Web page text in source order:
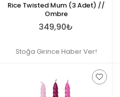
Rice Twisted Mum (3 Adet) //
Ombre
349,90₺
Stoğa Girince Haber Ver!